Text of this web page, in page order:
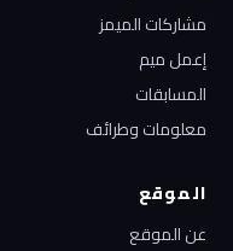
مشاركات الميمز
إعمل ميم
المسابقات
معلومات وطرائف
الموقع
عن الموقع